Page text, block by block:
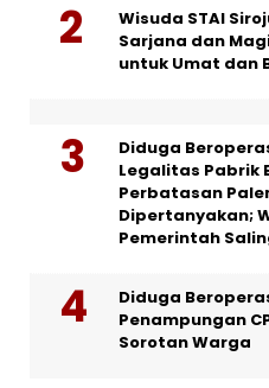
Wisuda STAI
Sarjana dan
untuk Umat dan
Diduga
Legalitas Pabrik
Perbatasan
Dipertanyakan;
Pemerintah
Diduga
Penampungan
Sorotan Warga